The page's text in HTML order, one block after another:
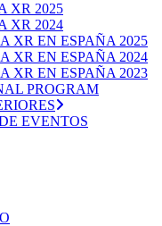
XR 2025
XR 2024
XR EN ESPAÑA 2025
XR EN ESPAÑA 2024
XR EN ESPAÑA 2023
PROGRAM
EVENTOS